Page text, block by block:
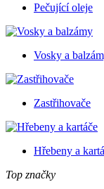
Pečující oleje
Vosky a
Zastřihovače
Hřebeny a
Top značky